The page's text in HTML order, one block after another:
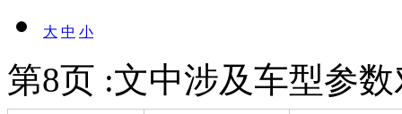
大 中 小
第8页 :文中涉及车型参